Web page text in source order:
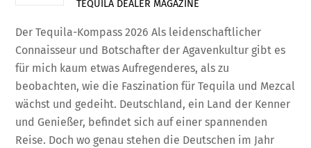
TEQUILA DEALER MAGAZINE
Der Tequila-Kompass 2026 Als leidenschaftlicher
Connaisseur und Botschafter der Agavenkultur gibt es
für mich kaum etwas Aufregenderes, als zu
beobachten, wie die Faszination für Tequila und Mezcal
wächst und gedeiht. Deutschland, ein Land der Kenner
und Genießer, befindet sich auf einer spannenden
Reise. Doch wo genau stehen die Deutschen im Jahr